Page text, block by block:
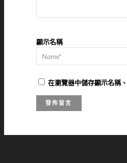
顯示名稱
在瀏覽器中儲存顯示名稱